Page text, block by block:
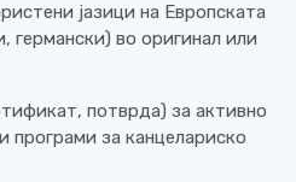
јазици на Европската
германски) во оригинал или
потврда) за активно
програми за канцелариско